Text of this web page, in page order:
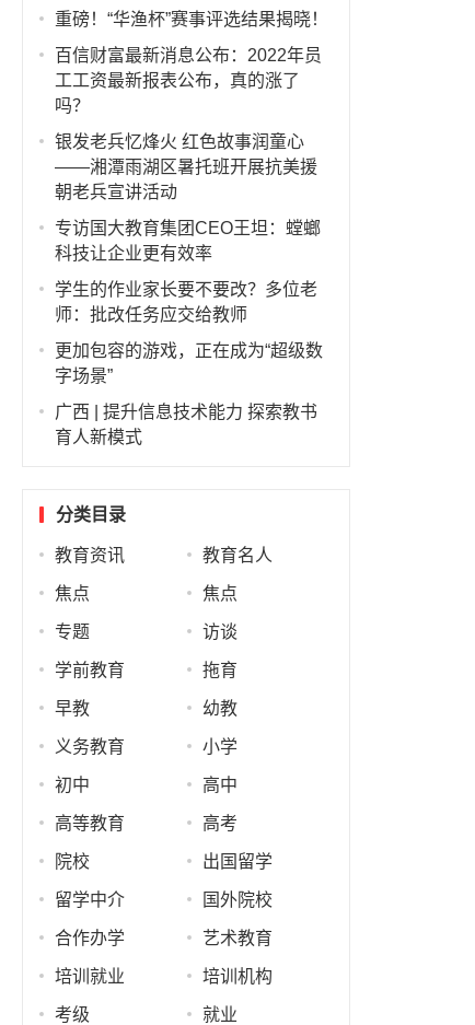
重磅！“华渔杯”赛事评选结果揭晓！
百信财富最新消息公布：2022年员
工工资最新报表公布，真的涨了
吗？
银发老兵忆烽火 红色故事润童心
——湘潭雨湖区暑托班开展抗美援
朝老兵宣讲活动
专访国大教育集团CEO王坦：螳螂
科技让企业更有效率
学生的作业家长要不要改？多位老
师：批改任务应交给教师
更加包容的游戏，正在成为“超级数
字场景”
广西 | 提升信息技术能力 探索教书
育人新模式
分类目录
教育资讯 教育名人
焦点 焦点
专题 访谈
学前教育 拖育
早教 幼教
义务教育 小学
初中 高中
高等教育 高考
院校 出国留学
留学中介 国外院校
合作办学 艺术教育
培训就业 培训机构
考级 就业